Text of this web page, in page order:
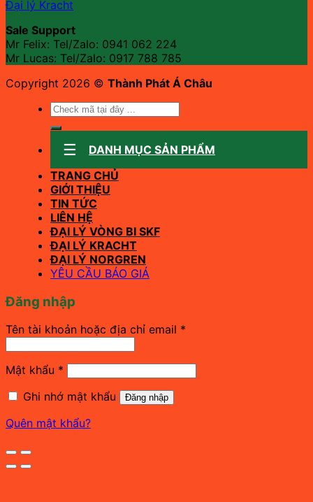
Đại lý Kracht
Sale Support
Mr Felix: Tel/Zalo: 0941 062 224
Mr Lucas: Tel/Zalo: 0917 788 785
Copyright 2026 © Thành Phát Á Châu
Tìm
kiếm:
DANH MỤC SẢN PHẨM
TRANG CHỦ
GIỚI THIỆU
TIN TỨC
LIÊN HỆ
ĐẠI LÝ VÒNG BI SKF
ĐẠI LÝ KRACHT
ĐẠI LÝ NORGREN
YÊU CẦU BÁO GIÁ
Đăng nhập
Tên tài khoản hoặc địa chỉ email *
Mật khẩu *
Ghi nhớ mật khẩu
Đăng nhập
Quên mật khẩu?